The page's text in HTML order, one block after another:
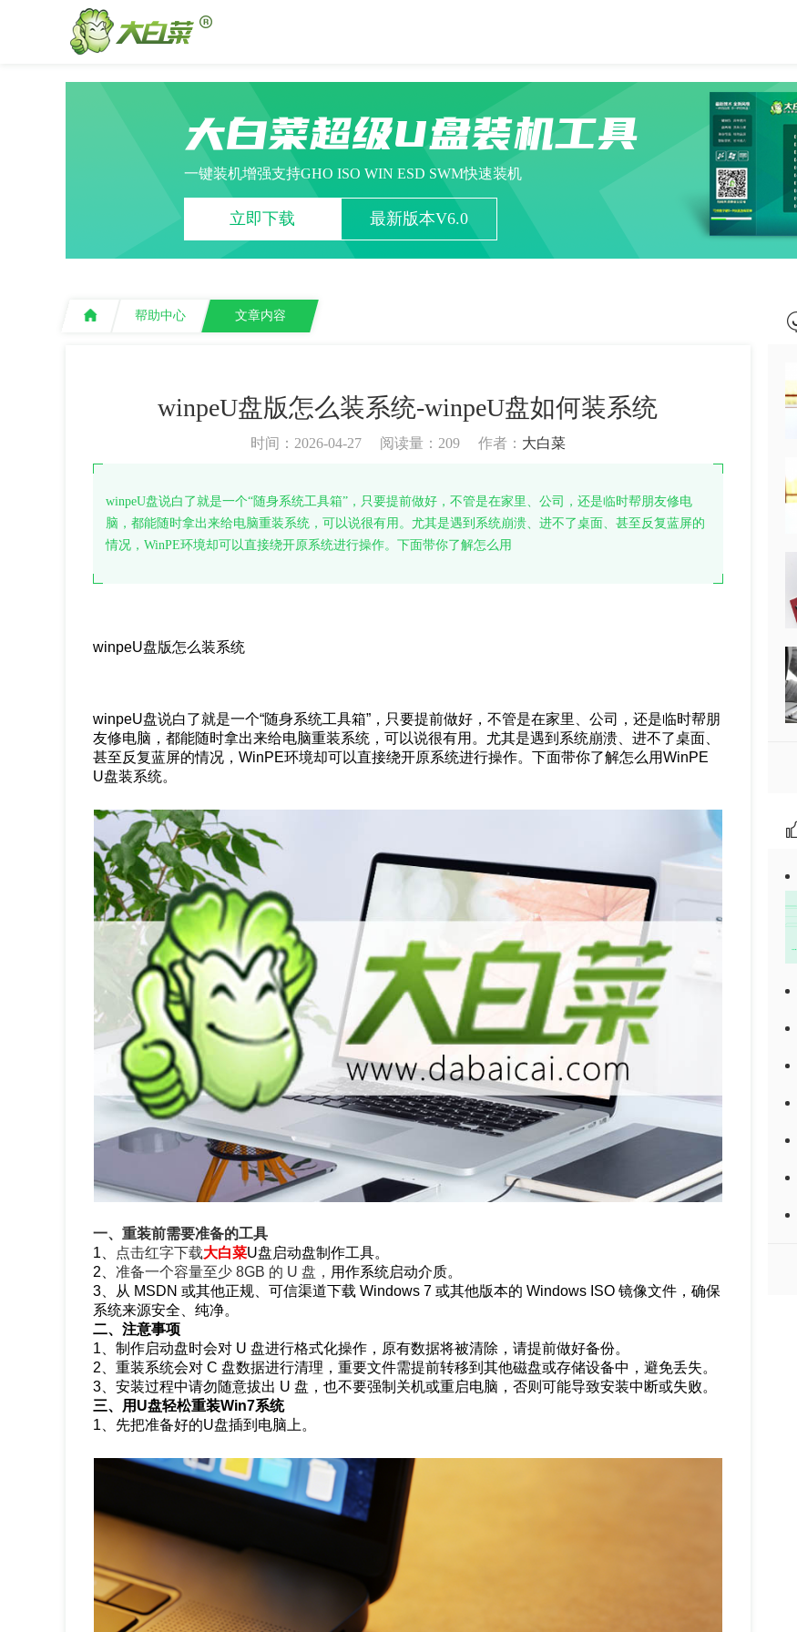
大白菜超级U盘装机工具
一键装机增强支持GHO ISO WIN ESD SWM快速装机
立即下载 最新版本V6.0
帮助中心 文章内容
winpeU盘版怎么装系统-winpeU盘如何装系统
时间：2026-04-27 阅读量： 209 作者： 大白菜
winpeU盘说白了就是一个“随身系统工具箱”，只要提前做好，不管是在家里、公司，还是临时帮朋友修电
脑，都能随时拿出来给电脑重装系统，可以说很有用。尤其是遇到系统崩溃、进不了桌面、甚至反复蓝屏的
情况，WinPE环境却可以直接绕开原系统进行操作。下面带你了解怎么用
winpeU盘版怎么装系统
winpeU盘说白了就是一个“随身系统工具箱”，只要提前做好，不管是在家里、公司，还是临时帮朋
友修电脑，都能随时拿出来给电脑重装系统，可以说很有用。尤其是遇到系统崩溃、进不了桌面、
甚至反复蓝屏的情况，WinPE环境却可以直接绕开原系统进行操作。下面带你了解怎么用WinPE
U盘装系统。
一、重装前需要准备的工具
1、
点击红字下载大白菜U盘启动盘制作工具。
2、准备一个容量至少 8GB 的 U 盘， 用作系统启动介质。
3、从 MSDN 或其他正规、可信渠道下载 Windows 7 或其他版本的 Windows ISO 镜像文件，确保
系统来源安全、纯净。
二、注意事项
1、制作启动盘时会对 U 盘进行格式化操作，原有数据将被清除，请提前做好备份。
2、重装系统会对 C 盘数据进行清理，重要文件需提前转移到其他磁盘或存储设备中，避免丢失。
3、安装过程中请勿随意拔出 U 盘，也不要强制关机或重启电脑，否则可能导致安装中断或失败。
三、用U盘轻松重装Win7系统
1、先把准备好的U盘插到电脑上。